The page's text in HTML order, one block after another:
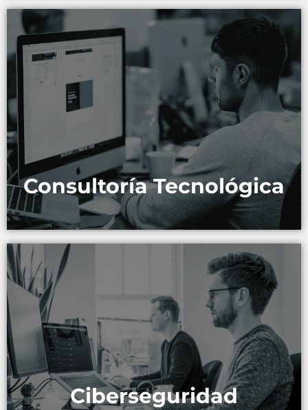
Te ayudamos a identificar y adoptar las mejores
tecnologías para impulsar tu crecimiento.
MÁS INFORMACIÓN
Consultoría Tecnológica
Protegemos tu información y activos digitales con
soluciones de seguridad avanzadas
MÁS INFORMACIÓN
Ciberseguridad